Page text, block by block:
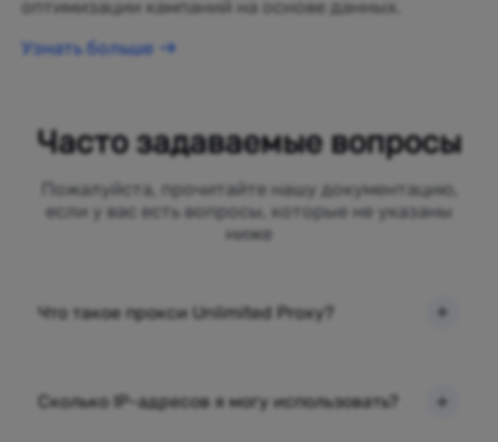
оптимизации кампаний на основе данных.
Узнать больше
Часто задаваемые вопросы
Пожалуйста, прочитайте нашу документацию,
если у вас есть вопросы, которые не указаны
ниже
Что такое прокси Unlimited Proxy?
Сколько IP-адресов я могу использовать?